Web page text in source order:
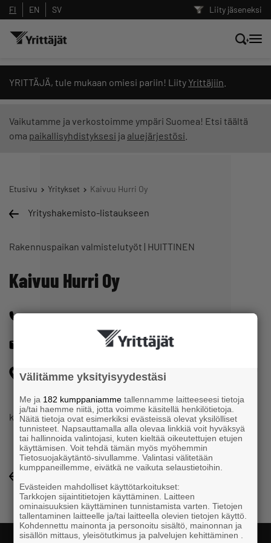
Liity jäseneksi
FI EN SV
YRITTÄJÄ, tule mukaan omiesi pariin! Liity Yrittäjiin
Vaikutamme ja verkostoimme ympäri Suomea! Etsi täältä
oma paikallisyhdistyksesi ja aluejärjestösi
Etusivu Yritykset Kaivuu Hurri Oy
Yrityshakemisto-listaukseen
Rakennuspaikan valmistelutyöt | HUITTINEN
Kaivuu Hurri Oy
+358400336599
ju.hur@hotmail.com
Nukeronkatu 2 32700 HUITTINEN
kaivuu-urakointi
Yrityshakemisto-listaukseen
Hae sivustolta tai kysy suoraan
Yrittäjien tekoälyltä
Suodata hakutuloksia: näytä kaikki sisältö
Välitämme yksityisyydestäsi
Me ja 182 kumppaniamme tallennamme laitteeseesi tietoja
ja/tai haemme niitä, jotta voimme käsitellä henkilötietoja.
Näitä tietoja ovat esimerkiksi evästeissä olevat yksilölliset
tunnisteet. Napsauttamalla alla olevaa linkkiä voit hyväksyä
tai hallinnoida valintojasi, kuten kieltää oikeutettujen etujen
käyttämisen. Voit tehdä tämän myös myöhemmin
Tietosuojakäytäntö-sivullamme. Valintasi välitetään
kumppaneillemme, eivätkä ne vaikuta selaustietoihin.
Evästeiden mahdolliset käyttötarkoitukset:
Tarkkojen sijaintitietojen käyttäminen. Laitteen
ominaisuuksien käyttäminen tunnistamista varten. Tietojen
tallentaminen laitteelle ja/tai laitteella olevien tietojen käyttö.
Kohdennettu mainonta ja personoitu sisältö, mainonnan ja
sisällön mittaus, yleisötutkimus ja palvelujen kehittäminen .